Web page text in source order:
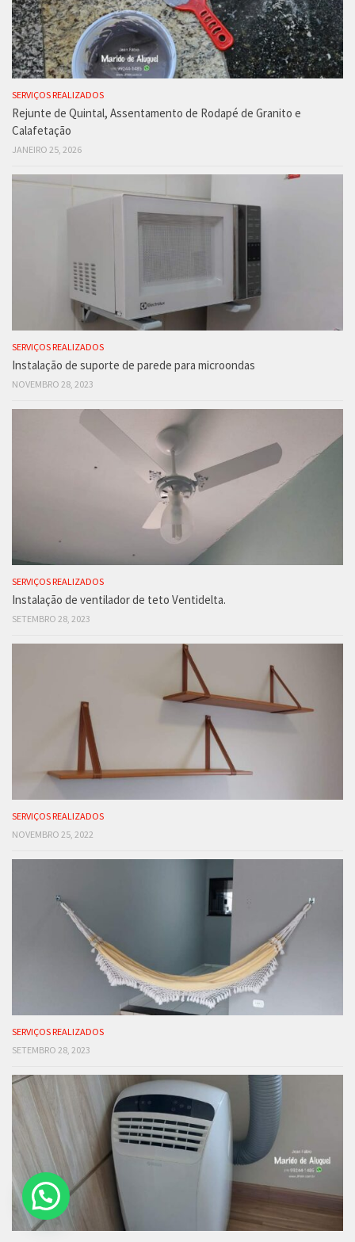
SERVIÇOS REALIZADOS
Rejunte de Quintal, Assentamento de Rodapé de Granito e
Calafetação
JANEIRO 25, 2026
SERVIÇOS REALIZADOS
Instalação de suporte de parede para microondas
NOVEMBRO 28, 2023
SERVIÇOS REALIZADOS
Instalação de ventilador de teto Ventidelta.
SETEMBRO 28, 2023
SERVIÇOS REALIZADOS
NOVEMBRO 25, 2022
SERVIÇOS REALIZADOS
SETEMBRO 28, 2023